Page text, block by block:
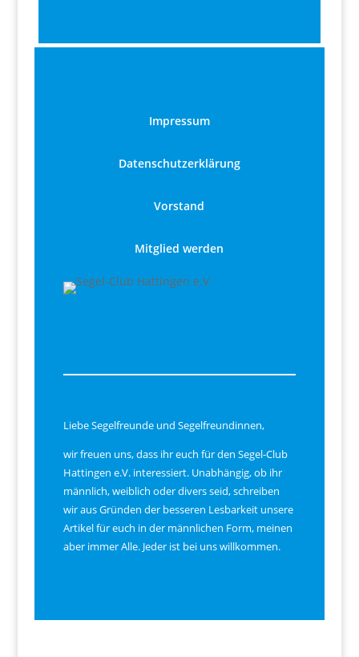
Impressum
Datenschutzerklärung
Vorstand
Mitglied werden
Liebe Segelfreunde und Segelfreundinnen,
wir freuen uns, dass ihr euch für den Segel-Club
Hattingen e.V. interessiert. Unabhängig, ob ihr
männlich, weiblich oder divers seid, schreiben
wir aus Gründen der besseren Lesbarkeit unsere
Artikel für euch in der männlichen Form, meinen
aber immer Alle. Jeder ist bei uns willkommen.